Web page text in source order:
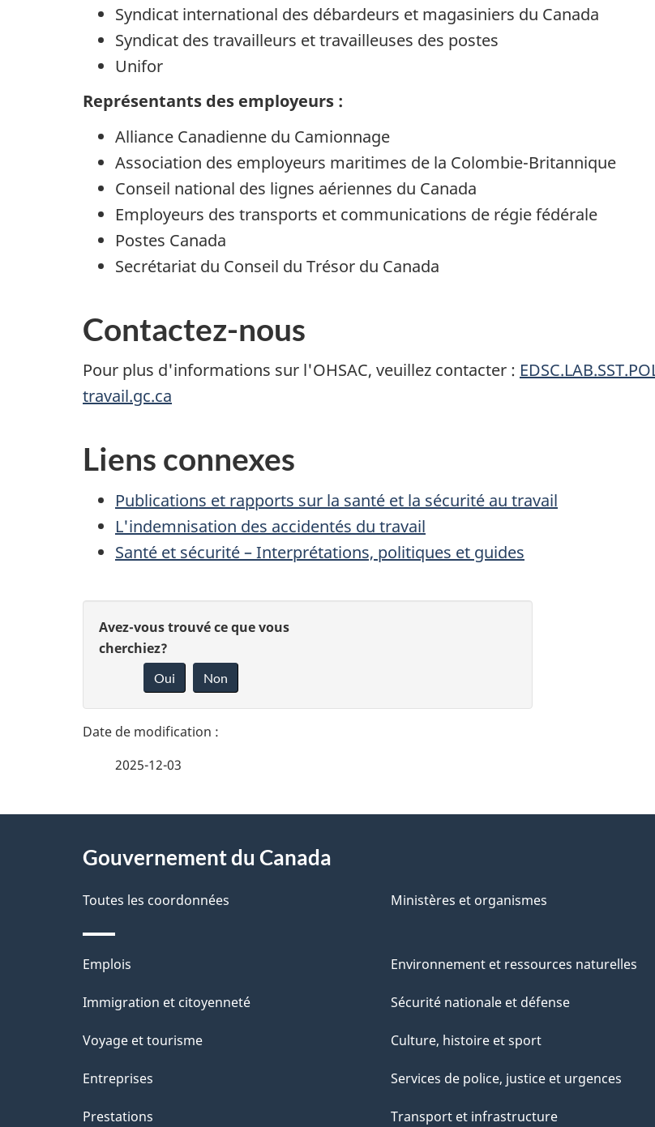
Syndicat international des débardeurs et magasiniers du Canada
Syndicat des travailleurs et travailleuses des postes
Unifor
Représentants des employeurs :
Alliance Canadienne du Camionnage
Association des employeurs maritimes de la Colombie-Britannique
Conseil national des lignes aériennes du Canada
Employeurs des transports et communications de régie fédérale
Postes Canada
Secrétariat du Conseil du Trésor du Canada
Contactez-nous
Pour plus d'informations sur l'OHSAC, veuillez contacter :
travail.gc.ca
Liens connexes
Publications et rapports sur la santé et la sécurité au travail
L'indemnisation des accidentés du travail
Santé et sécurité – Interprétations, politiques et guides
D
é
a
l
s
d
e
l
a
p
a
g
D
n
v
o
r
é
t
r
o
Avez-vous trouvé ce que vous
cherchiez?
Oui Non
2025-12-03
proposGouvernement du Canada
Toutes les coordonnées Ministères et organismes
Thèmes
et
Emplois
Immigration et citoyenneté
Voyage et tourisme
Entreprises
Prestations
Environnement et ressources naturelles
Sécurité nationale et défense
Culture, histoire et sport
Services de police, justice et urgences
Transport et infrastructure